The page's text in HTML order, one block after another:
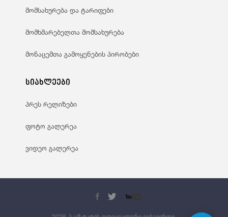
მომსახურება და ტარიფები
მომხმარებელთა მომსახურება
მონაცემთა გამოყენების პირობები
სიახლეები
პრეს რელიზები
ფოტო გალერეა
ვიდეო გალერეა